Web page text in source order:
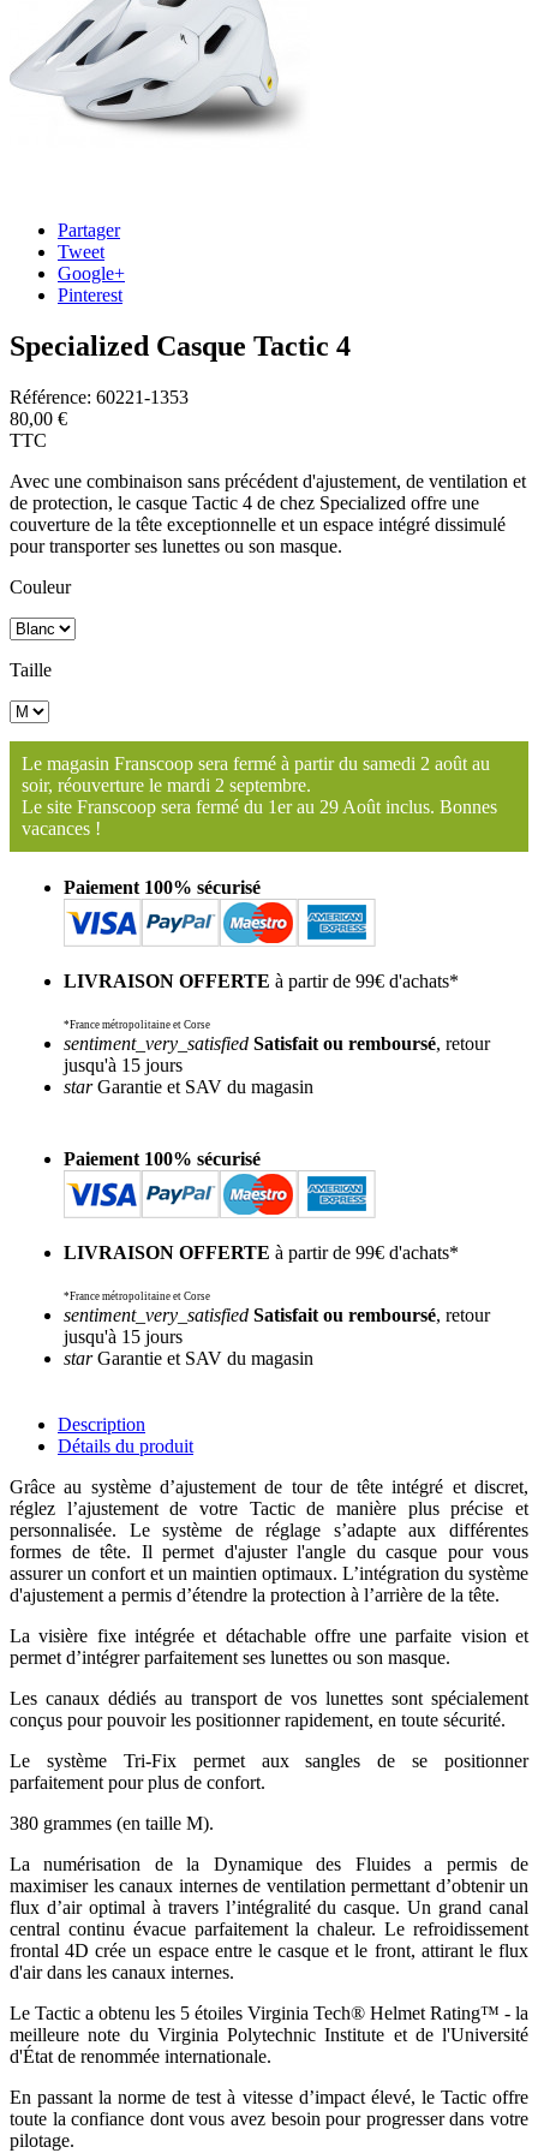
Partager
Tweet
Google+
Pinterest
Specialized Casque Tactic 4
Référence: 60221-1353
80,00 €
TTC
Avec une combinaison sans précédent d'ajustement, de ventilation et
de protection, le casque Tactic 4 de chez Specialized offre une
couverture de la tête exceptionnelle et un espace intégré dissimulé
pour transporter ses lunettes ou son masque.
Couleur
Taille
Le magasin Franscoop sera fermé à partir du samedi 2 août au
soir, réouverture le mardi 2 septembre.
Le site Franscoop sera fermé du 1er au 29 Août inclus. Bonnes
vacances !
Paiement 100% sécurisé
LIVRAISON OFFERTE à partir de 99€ d'achats*
*France métropolitaine et Corse
sentiment_very_satisfied Satisfait ou remboursé, retour
jusqu'à 15 jours
starGarantie et SAV du magasin
Paiement 100% sécurisé
LIVRAISON OFFERTE à partir de 99€ d'achats*
*France métropolitaine et Corse
sentiment_very_satisfied Satisfait ou remboursé, retour
jusqu'à 15 jours
starGarantie et SAV du magasin
Description
Détails du produit
Grâce au système d’ajustement de tour de tête intégré et discret,
réglez l’ajustement de votre Tactic de manière plus précise et
personnalisée. Le système de réglage s’adapte aux différentes
formes de tête. Il permet d'ajuster l'angle du casque pour vous
assurer un confort et un maintien optimaux. L’intégration du système
d'ajustement a permis d’étendre la protection à l’arrière de la tête.
La visière fixe intégrée et détachable offre une parfaite vision et
permet d’intégrer parfaitement ses lunettes ou son masque.
Les canaux dédiés au transport de vos lunettes sont spécialement
conçus pour pouvoir les positionner rapidement, en toute sécurité.
Le système Tri-Fix permet aux sangles de se positionner
parfaitement pour plus de confort.
380 grammes (en taille M).
La numérisation de la Dynamique des Fluides a permis de
maximiser les canaux internes de ventilation permettant d’obtenir un
flux d’air optimal à travers l’intégralité du casque. Un grand canal
central continu évacue parfaitement la chaleur. Le refroidissement
frontal 4D crée un espace entre le casque et le front, attirant le flux
d'air dans les canaux internes.
Le Tactic a obtenu les 5 étoiles Virginia Tech® Helmet Rating™ - la
meilleure note du Virginia Polytechnic Institute et de l'Université
d'État de renommée internationale.
En passant la norme de test à vitesse d’impact élevé, le Tactic offre
toute la confiance dont vous avez besoin pour progresser dans votre
pilotage.